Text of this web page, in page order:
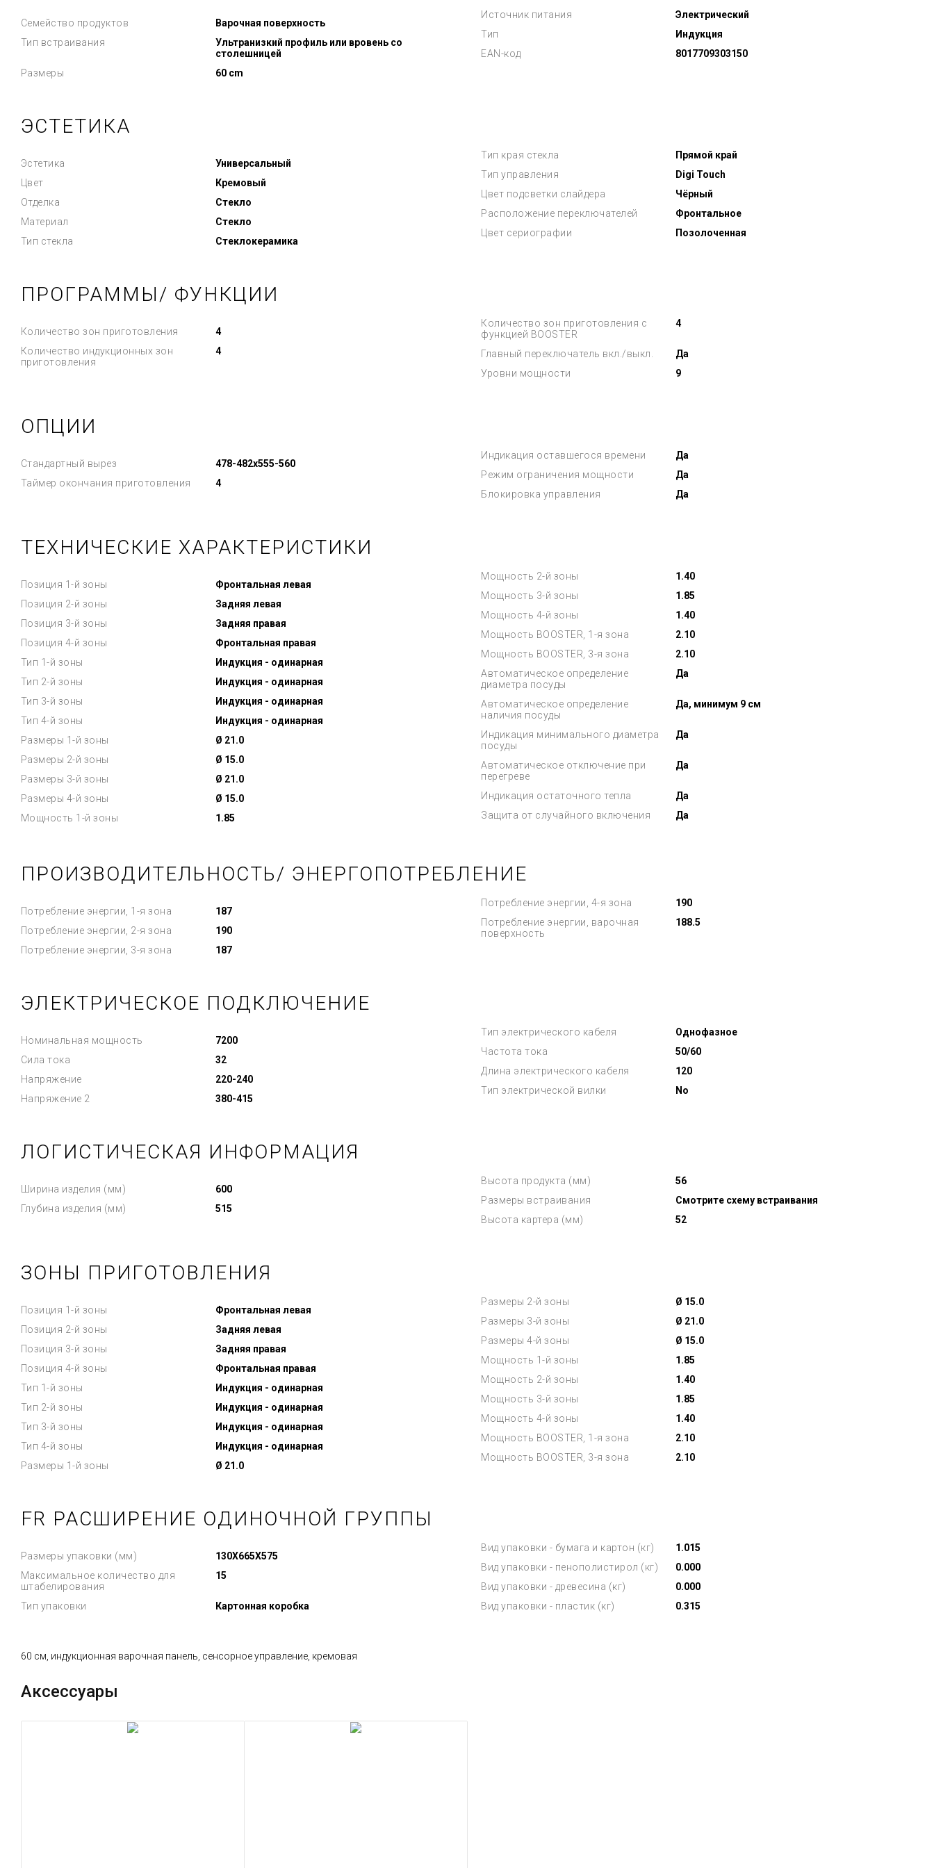
Семейство продуктов
Варочная поверхность
Тип встраивания
Ультранизкий профиль или вровень со
столешницей
Размеры
60 cm
Источник питания
Электрический
Тип
Индукция
EAN-код
8017709303150
ЭСТЕТИКА
Эстетика
Универсальный
Цвет
Кремовый
Отделка
Стекло
Материал
Стекло
Тип стекла
Стеклокерамика
Тип края стекла
Прямой край
Тип управления
Digi Touch
Цвет подсветки слайдера
Чёрный
Расположение переключателей
Фронтальное
Цвет сериографии
Позолоченная
ПРОГРАММЫ/ ФУНКЦИИ
Количество зон приготовления
4
Количество индукционных зон
приготовления
4
Количество зон приготовления с
функцией BOOSTER
4
Главный переключатель вкл./выкл.
Да
Уровни мощности
9
ОПЦИИ
Стандартный вырез
478-482x555-560
Таймер окончания приготовления
4
Индикация оставшегося времени
Да
Режим ограничения мощности
Да
Блокировка управления
Да
ТЕХНИЧЕСКИЕ ХАРАКТЕРИСТИКИ
Позиция 1-й зоны
Фронтальная левая
Позиция 2-й зоны
Задняя левая
Позиция 3-й зоны
Задняя правая
Позиция 4-й зоны
Фронтальная правая
Тип 1-й зоны
Индукция - одинарная
Тип 2-й зоны
Индукция - одинарная
Тип 3-й зоны
Индукция - одинарная
Тип 4-й зоны
Индукция - одинарная
Размеры 1-й зоны
Ø 21.0
Размеры 2-й зоны
Ø 15.0
Размеры 3-й зоны
Ø 21.0
Размеры 4-й зоны
Ø 15.0
Мощность 1-й зоны
1.85
Мощность 2-й зоны
1.40
Мощность 3-й зоны
1.85
Мощность 4-й зоны
1.40
Мощность BOOSTER, 1-я зона
2.10
Мощность BOOSTER, 3-я зона
2.10
Автоматическое определение
диаметра посуды
Да
Автоматическое определение
наличия посуды
Да, минимум 9 см
Индикация минимального диаметра
посуды
Да
Автоматическое отключение при
перегреве
Да
Индикация остаточного тепла
Да
Защита от случайного включения
Да
ПРОИЗВОДИТЕЛЬНОСТЬ/ ЭНЕРГОПОТРЕБЛЕНИЕ
Потребление энергии, 1-я зона
187
Потребление энергии, 2-я зона
190
Потребление энергии, 3-я зона
187
Потребление энергии, 4-я зона
190
Потребление энергии, варочная
поверхность
188.5
ЭЛЕКТРИЧЕСКОЕ ПОДКЛЮЧЕНИЕ
Номинальная мощность
7200
Сила тока
32
Напряжение
220-240
Напряжение 2
380-415
Тип электрического кабеля
Однофазное
Частота тока
50/60
Длина электрического кабеля
120
Тип электрической вилки
No
ЛОГИСТИЧЕСКАЯ ИНФОРМАЦИЯ
Ширина изделия (мм)
600
Глубина изделия (мм)
515
Высота продукта (мм)
56
Размеры встраивания
Смотрите схему встраивания
Высота картера (мм)
52
ЗОНЫ ПРИГОТОВЛЕНИЯ
Позиция 1-й зоны
Фронтальная левая
Позиция 2-й зоны
Задняя левая
Позиция 3-й зоны
Задняя правая
Позиция 4-й зоны
Фронтальная правая
Тип 1-й зоны
Индукция - одинарная
Тип 2-й зоны
Индукция - одинарная
Тип 3-й зоны
Индукция - одинарная
Тип 4-й зоны
Индукция - одинарная
Размеры 1-й зоны
Ø 21.0
Размеры 2-й зоны
Ø 15.0
Размеры 3-й зоны
Ø 21.0
Размеры 4-й зоны
Ø 15.0
Мощность 1-й зоны
1.85
Мощность 2-й зоны
1.40
Мощность 3-й зоны
1.85
Мощность 4-й зоны
1.40
Мощность BOOSTER, 1-я зона
2.10
Мощность BOOSTER, 3-я зона
2.10
FR РАСШИРЕНИЕ ОДИНОЧНОЙ ГРУППЫ
Размеры упаковки (мм)
130X665X575
Максимальное количество для
штабелирования
15
Тип упаковки Картонная коробка
Вид упаковки - бумага и картон (кг)
1.015
Вид упаковки - пенополистирол (кг)
0.000
Вид упаковки - древесина (кг)
0.000
Вид упаковки - пластик (кг)
0.315
60 см, индукционная варочная панель, сенсорное управление, кремовая
Аксессуары